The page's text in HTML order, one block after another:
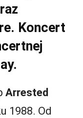
Koncert
Arrested
1988. Od